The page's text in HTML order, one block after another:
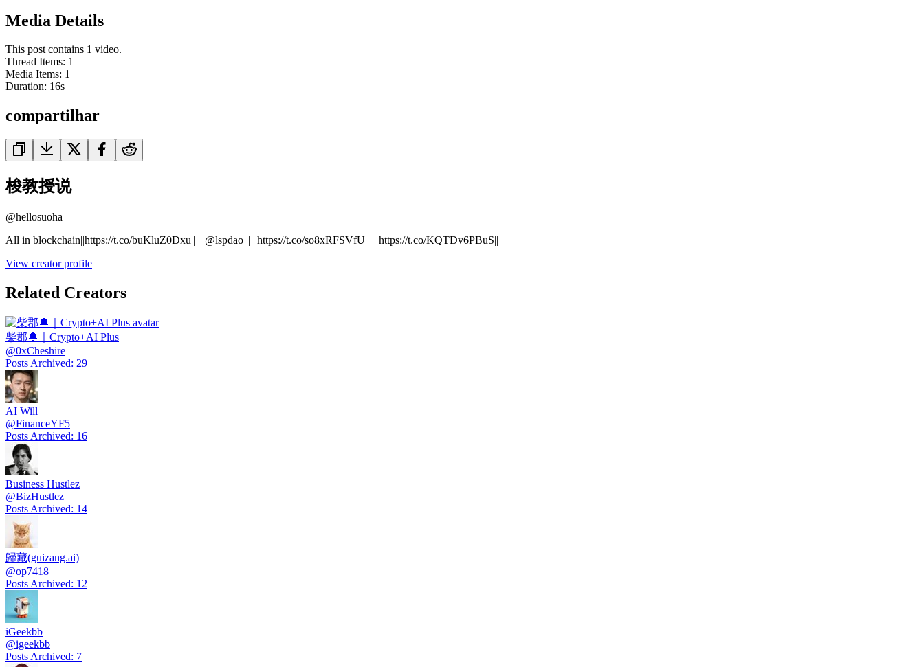
Media Details
This post contains 1 video.
Thread Items: 1
Media Items: 1
Duration: 16s
compartilhar
梭教授说
@hellosuoha
All in blockchain||https://t.co/buKluZ0Dxu|| || @lspdao || ||https://t.co/so8xRFSVfU|| || https://t.co/KQTDv6PBuS||
View creator profile
Related Creators
柴郡🔔｜Crypto+AI Plus
@0xCheshire
Posts Archived: 29
AI Will
@FinanceYF5
Posts Archived: 16
Business Hustlez
@BizHustlez
Posts Archived: 14
歸藏(guizang.ai)
@op7418
Posts Archived: 12
iGeekbb
@igeekbb
Posts Archived: 7